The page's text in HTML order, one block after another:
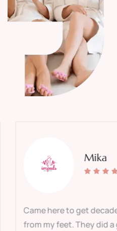
Mika
Came here to get
from my feet. They did a